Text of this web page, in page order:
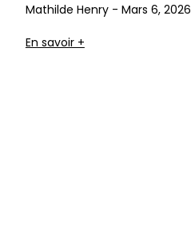
Mathilde Henry Mars 6, 2026
En savoir +